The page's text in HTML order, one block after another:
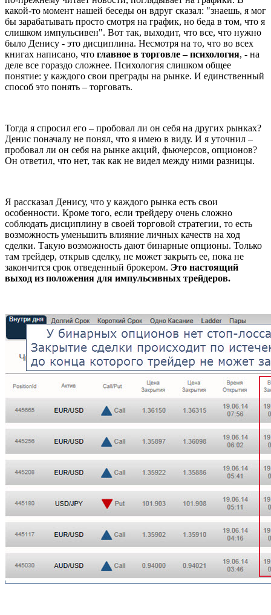
какой-то момент нашей беседы он вдруг сказал: "знаешь, я мог
бы зарабатывать просто смотря на график, но беда в том, что я
слишком импульсивен". Вот так, выходит, что все, что нужно
было Денису - это дисциплина. Несмотря на то, что во всех
книгах написано, что главное в торговле – психология, - на
деле все гораздо сложнее. Психология слишком общее
понятие: у каждого свои преграды на рынке. И единственный
способ это понять – торговать.
Тогда я спросил его – пробовал ли он себя на других рынках?
Денис поначалу не понял, что я имею в виду. И я уточнил –
пробовал ли он себя на рынке акций, фьючерсов, опционов?
Он ответил, что нет, так как не видел между ними разницы.
Я рассказал Денису, что у каждого рынка есть свои
особенности. Кроме того, если трейдеру очень сложно
соблюдать дисциплину в своей торговой стратегии, то есть
возможность уменьшить влияние личных качеств на ход
сделки. Такую возможность дают бинарные опционы. Только
там трейдер, открыв сделку, не может закрыть ее, пока не
закончится срок отведенный брокером. Это настоящий
выход из положения для импульсивных трейдеров.